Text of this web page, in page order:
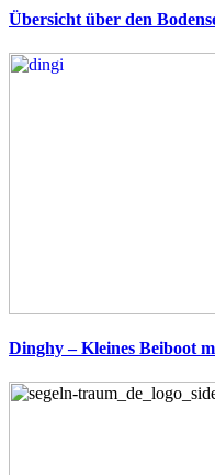
Übersicht über den
Dinghy – Kleines Beiboot